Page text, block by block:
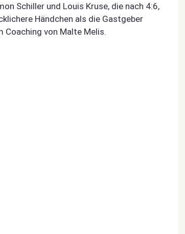
Schiller und Louis Kruse, die nach 4:6,
Händchen als die Gastgeber
Coaching von Malte Melis.